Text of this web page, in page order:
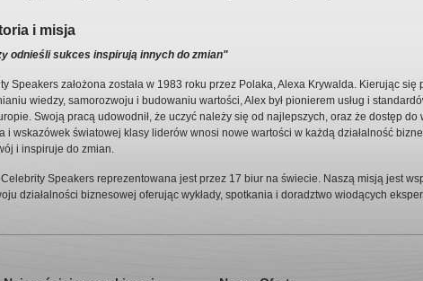
i misja
odnieśli sukces inspirują innych do zmian"
Speakers założona została w 1983 roku przez Polaka, Alexa Krywalda. Kierując się
wiedzy, samorozwoju i budowaniu wartości, Alex był pionierem usług i
Swoją pracą udowodnił, że uczyć należy się od najlepszych, oraz że dostęp do
i wskazówek światowej klasy liderów wnosi nowe wartości w każdą działalność
i inspiruje do zmian.
Speakers reprezentowana jest przez 17 biur na świecie. Naszą misją jest
działalności biznesowej oferując wykłady, spotkania i doradztwo wiodących